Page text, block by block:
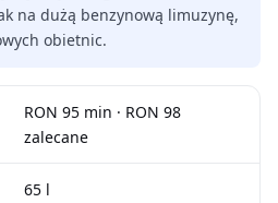
na dużą benzynową limuzynę,
obietnic.
RON 95 min · RON 98
zalecane
65 l